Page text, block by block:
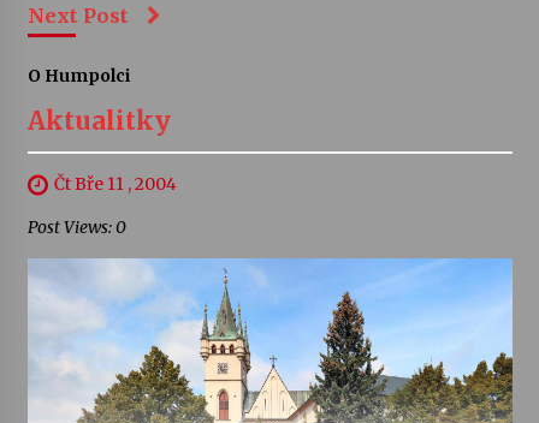
Next Post
O Humpolci
Aktualitky
Čt Bře 11 , 2004
Post Views: 0